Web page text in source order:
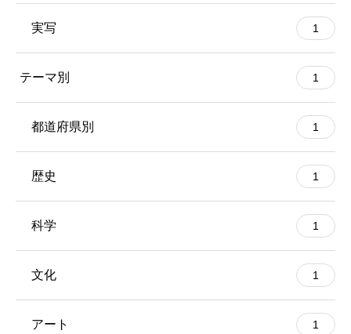
実写 1
テーマ別 1
都道府県別 1
歴史 1
科学 1
文化 1
アート 1